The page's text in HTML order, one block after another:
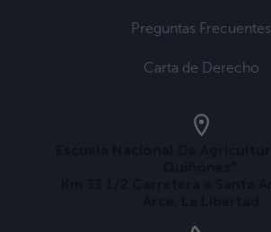
Preguntas Frecuentes
Carta de Derecho